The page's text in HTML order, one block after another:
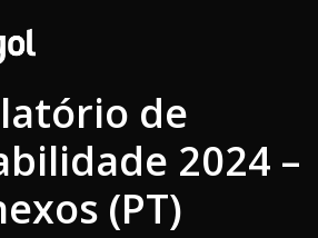
de
2024 –
(PT)